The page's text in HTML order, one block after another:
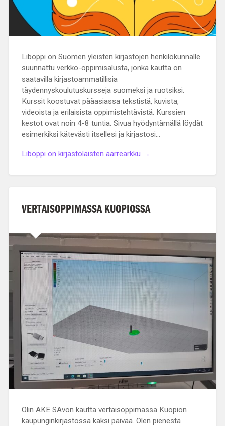
Liboppi on Suomen yleisten kirjastojen henkilökunnalle
suunnattu verkko-oppimisalusta, jonka kautta on
saatavilla kirjastoammatillisia
täydennyskoulutuskursseja suomeksi ja ruotsiksi.
Kurssit koostuvat pääasiassa tekstistä, kuvista,
videoista ja erilaisista oppimistehtävistä. Kurssien
kestot ovat noin 4-8 tuntia. Sivua hyödyntämällä löydät
esimerkiksi kätevästi itsellesi ja kirjastosi…
Liboppi on kirjastolaisten aarrearkku →
VERTAISOPPIMASSA KUOPIOSSA
Olin AKE SAvon kautta vertaisoppimassa Kuopion
kaupunginkirjastossa kaksi päivää. Olen pienestä